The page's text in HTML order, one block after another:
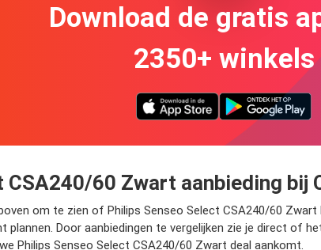
Download de gratis
2350+ winkels
CSA240/60 Zwart aanbieding bij
om te zien of Philips Senseo Select CSA240/60
plannen. Door aanbiedingen te vergelijken zie je direct of
Philips Senseo Select CSA240/60 Zwart deal aankomt.